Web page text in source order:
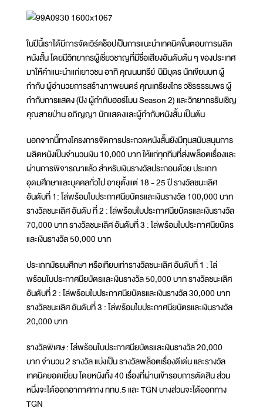
ในปีนี้เราได้มีการจัดเวิร์คช็อปเป็นการแนะนำเทคนิคขั้นตอนการผลิต
หนังสั้น โดยมีวิทยากรผู้เชี่ยวชาญที่มีชื่อเสียงอันดับต้น ๆ ของประเทศ
มาให้คำแนะนำแก่เยาวชน อาทิ คุณนนทรีย์ นิมิบุตร นักเขียนบท ผู้
กำกับ ผู้อำนวยการสร้างภาพยนตร์ คุณเกรียงไกร วชิรธรรมพร ผู้
กำกับการแสดง (ปิง ผู้กำกับฮอร์โมน Season 2) และวิทยากรรับเชิญ
คุณสายป่าน อภิญญา นักแสดงและผู้กำกับหนังสั้น เป็นต้น
นอกจากนี้ทางโครงการจัดการประกวดหนังสั้นยังมีทุนสนับสนุนการ
ผลิตหนังเป็นจำนวนเงิน 10,000 บาท ให้แก่ทุกทีมที่ส่งพล็อตเรื่องและ
ผ่านการพิจารณาแล้ว สำหรับเงินรางวัลประกอบด้วย ประเภท
อุดมศึกษาและบุคคลทั่วไป อายุตั้งแต่ 18 - 25 ปี รางวัลชนะเลิศ
อันดับที่ 1: โล่พร้อมใบประกาศนียบัตรและเงินรางวัล 100,000 บาท
รางวัลชนะเลิศ อันดับ ที่ 2 : โล่พร้อมใบประกาศนียบัตรและเงินรางวัล
70,000 บาท รางวัลชนะเลิศ อันดับที่ 3 : โล่พร้อมใบประกาศนียบัตร
และเงินรางวัล 50,000 บาท
ประเภทมัธยมศึกษา หรือเทียบเท่ารางวัลชนะเลิศ อันดับที่ 1 : โล่
พร้อมใบประกาศนียบัตรและเงินรางวัล 50,000 บาท รางวัลชนะเลิศ
อันดับที่ 2 : โล่พร้อมใบประกาศนียบัตรและเงินรางวัล 30,000 บาท
รางวัลชนะเลิศ อันดับที่ 3 : โล่พร้อมใบประกาศนียบัตรและเงินรางวัล
20,000 บาท
รางวัลพิเศษ : โล่พร้อมใบประกาศนียบัตรและเงินรางวัล 20,000
บาท จำนวน 2 รางวัล แบ่งเป็น รางวัลพล็อตเรื่องดีเด่น และรางวัล
เทคนิคยอดเยี่ยม โดยหนังทั้ง 40 เรื่องที่ผ่านเข้ารอบการตัดสิน ส่วน
หนึ่งจะได้ออกอากาศทาง ททบ.5 และ TGN บางส่วนจะได้ออกทาง
TGN